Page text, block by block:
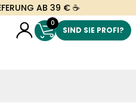
AB 39 € ☕
0
SIND SIE PROFI?